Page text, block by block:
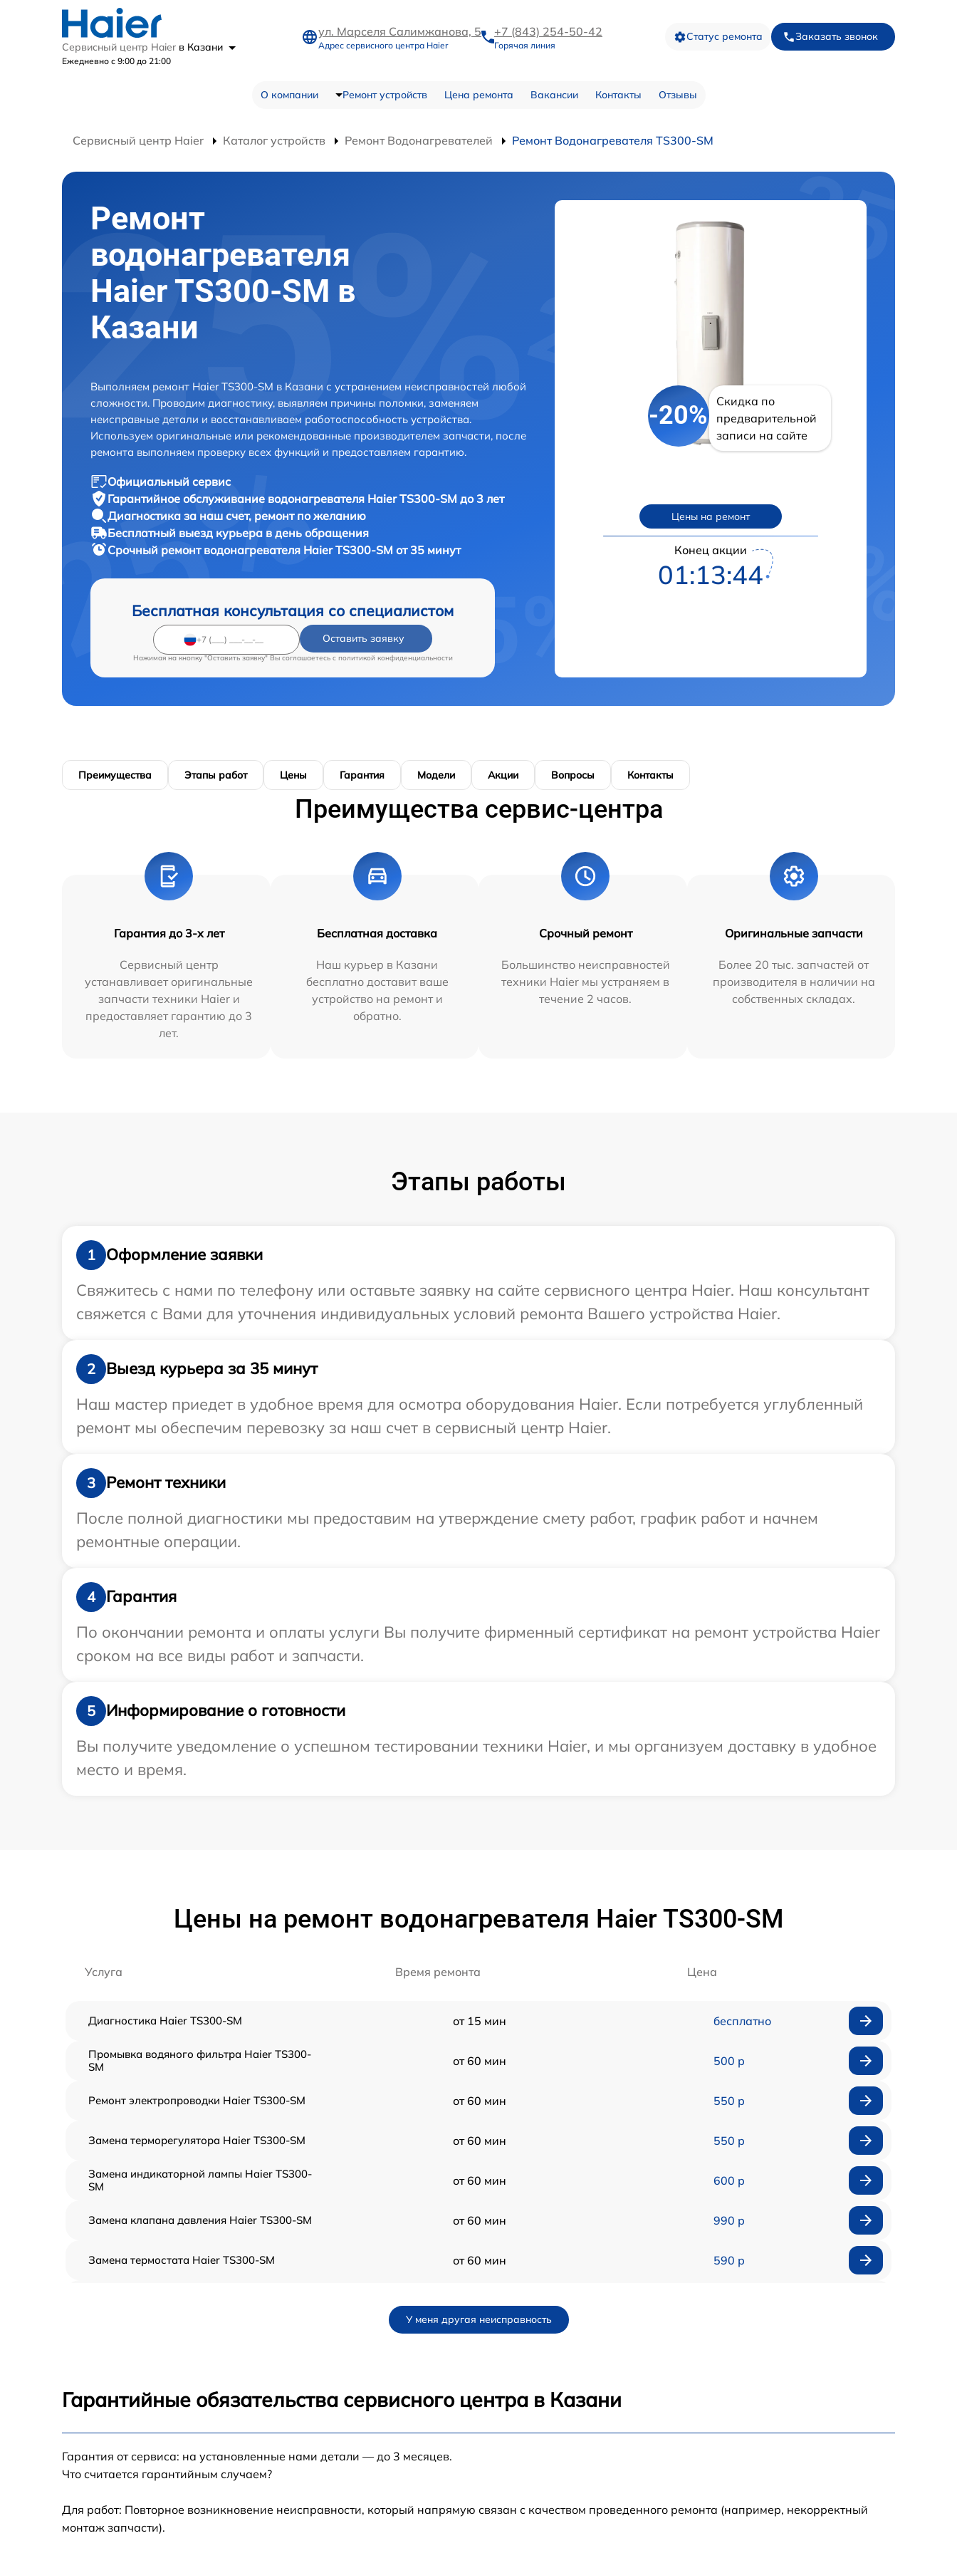
Сервисный центр Haier в Казани
Ежедневно с 9:00 до 21:00
ул. Марселя Салимжанова, 5
Адрес сервисного центра Haier
+7 (843) 254-50-42
Горячая линия
Статус ремонта Заказать звонок
О компании Ремонт устройств Цена ремонта Вакансии Контакты Отзывы
Сервисный центр Haier Каталог устройств Ремонт Водонагревателей Ремонт Водонагревателя TS300-SM
Ремонт
водонагревателя
Haier TS300-SM в
Казани
Выполняем ремонт Haier TS300-SM в Казани с устранением неисправностей любой
сложности. Проводим диагностику, выявляем причины поломки, заменяем
неисправные детали и восстанавливаем работоспособность устройства.
Используем оригинальные или рекомендованные производителем запчасти, после
ремонта выполняем проверку всех функций и предоставляем гарантию.
Официальный сервис
Гарантийное обслуживание водонагревателя Haier TS300-SM до 3 лет
Диагностика за наш счет, ремонт по желанию
Бесплатный выезд курьера в день обращения
Срочный ремонт водонагревателя Haier TS300-SM от 35 минут
Бесплатная консультация со специалистом
Оставить заявку
Нажимая на кнопку "Оставить заявку" Вы соглашаетесь c политикой конфиденциальности
-20%
Скидка по
предварительной
записи на сайте
Цены на ремонт
Конец акции
01:13:43
Преимущества Этапы работ Цены Гарантия Модели Акции Вопросы Контакты
Преимущества сервис-центра
Гарантия до 3-х лет
Сервисный центр
устанавливает оригинальные
запчасти техники Haier и
предоставляет гарантию до 3
лет.
Бесплатная доставка
Наш курьер в Казани
бесплатно доставит ваше
устройство на ремонт и
обратно.
Срочный ремонт
Большинство неисправностей
техники Haier мы устраняем в
течение 2 часов.
Оригинальные запчасти
Более 20 тыс. запчастей от
производителя в наличии на
собственных складах.
Этапы работы
1
Оформление заявки
Свяжитесь с нами по телефону или оставьте заявку на сайте сервисного центра Haier. Наш консультант
свяжется с Вами для уточнения индивидуальных условий ремонта Вашего устройства Haier.
2
Выезд курьера за 35 минут
Наш мастер приедет в удобное время для осмотра оборудования Haier. Если потребуется углубленный
ремонт мы обеспечим перевозку за наш счет в сервисный центр Haier.
3
Ремонт техники
После полной диагностики мы предоставим на утверждение смету работ, график работ и начнем
ремонтные операции.
4
Гарантия
По окончании ремонта и оплаты услуги Вы получите фирменный сертификат на ремонт устройства Haier
сроком на все виды работ и запчасти.
5
Информирование о готовности
Вы получите уведомление о успешном тестировании техники Haier, и мы организуем доставку в удобное
место и время.
Цены на ремонт водонагревателя Haier TS300-SM
Услуга Время ремонта Цена
Диагностика Haier TS300-SM от 15 мин бесплатно
Промывка водяного фильтра Haier TS300-
SM
от 60 мин 500 р
Ремонт электропроводки Haier TS300-SM от 60 мин 550 р
Замена терморегулятора Haier TS300-SM от 60 мин 550 р
Замена индикаторной лампы Haier TS300-
SM
от 60 мин 600 р
Замена клапана давления Haier TS300-SM от 60 мин 990 р
Замена термостата Haier TS300-SM от 60 мин 590 р
Замена прокладки Haier TS300-SM
Замена труб поступления воды Haier TS300-
У меня другая неисправность
Гарантийные обязательства сервисного центра в Казани
Гарантия от сервиса: на установленные нами детали — до 3 месяцев.
Что считается гарантийным случаем?
Для работ: Повторное возникновение неисправности, который напрямую связан с качеством проведенного ремонта (например, некорректный
монтаж запчасти).